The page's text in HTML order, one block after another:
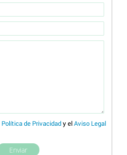
Política de Privacidady elAviso Legal